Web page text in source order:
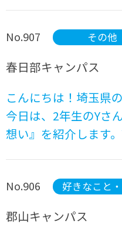
No.907 その他
春日部キャンパス
こんにちは！埼玉県
今日は、2年生のYさ
想い』を紹介します
No.906 好きなこと
郡山キャンパス